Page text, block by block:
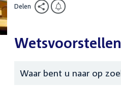
Delen
Wetsvoorstellen
Zoeken